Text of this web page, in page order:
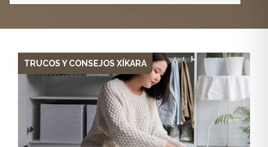
TRUCOS Y CONSEJOS XÍKARA